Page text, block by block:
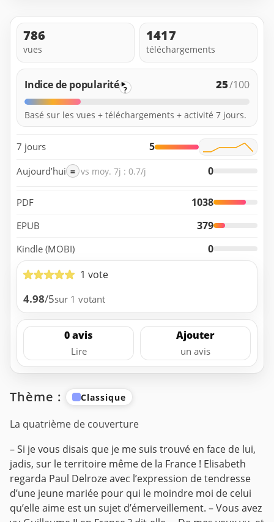
786
vues
1417
téléchargements
Indice de popularité ? 25/100
Basé sur les vues + téléchargements + activité 7 jours.
7 jours 5
Aujourd’hui = vs moy. 7j : 0.7/j 0
PDF 1038
EPUB 379
Kindle (MOBI)
0
1 vote
4.98/5sur 1 votant
0 avis
Lire
Ajouter
un avis
Thème : Classique
La quatrième de couverture
– Si je vous disais que je me suis trouvé en face de lui,
jadis, sur le territoire même de la France ! Elisabeth
regarda Paul Delroze avec l’expression de tendresse
d’une jeune mariée pour qui le moindre moi de celui
qu’elle aime est un sujet d’émerveillement. – Vous avez